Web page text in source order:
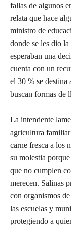
fallas de algunos
relata que hace
ministro de
donde se les dio
esperaban una
cuenta con un
el 30 % se destina
buscan formas de
La intendente
agricultura
carne fresca a los
su molestia
que no cumplen
merecen. Salinas
con organismos
las escuelas y
protegiendo a